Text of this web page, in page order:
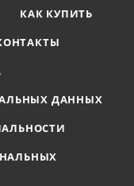
КАК КУПИТЬ
ДАННЫХ